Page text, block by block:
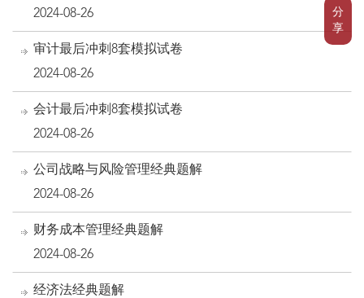
分
享
2024-08-26
审计最后冲刺8套模拟试卷
2024-08-26
会计最后冲刺8套模拟试卷
2024-08-26
公司战略与风险管理经典题解
2024-08-26
财务成本管理经典题解
2024-08-26
经济法经典题解